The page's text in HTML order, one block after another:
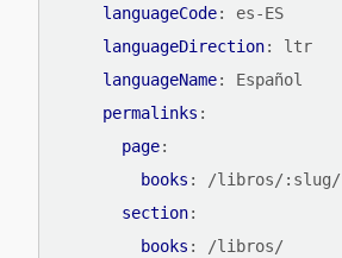
languageCode:
es-ES
languageDirection:
ltr
languageName:
Español
permalinks :
page:
books :
/libros/:slug/
section:
books :
/libros/